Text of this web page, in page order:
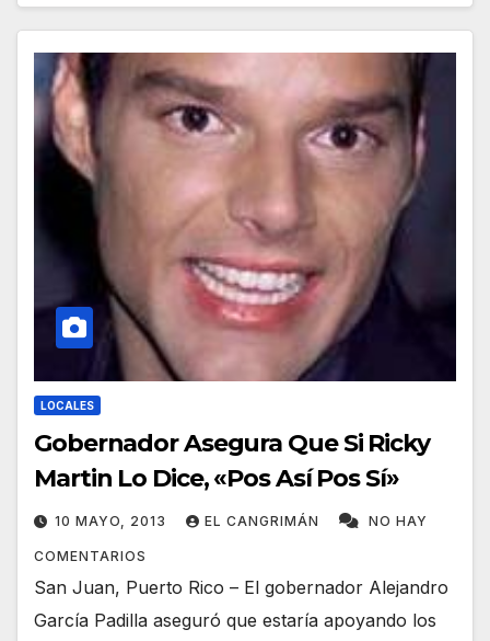
LOCALES
Gobernador Asegura Que Si Ricky
Martin Lo Dice, «Pos Así Pos Sí»
10 MAYO, 2013 EL CANGRIMÁN NO HAY
COMENTARIOS
San Juan, Puerto Rico – El gobernador Alejandro
García Padilla aseguró que estaría apoyando los